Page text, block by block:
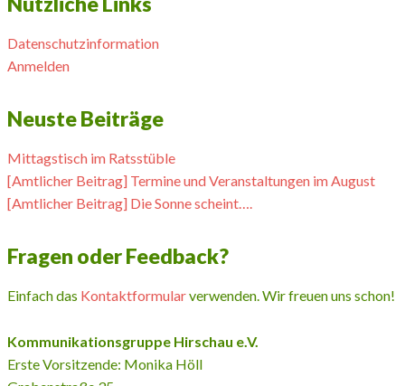
Datenschutzinformation
Anmelden
Neuste Beiträge
Mittagstisch im Ratsstüble
[Amtlicher Beitrag] Termine und Veranstaltungen im August
[Amtlicher Beitrag] Die Sonne scheint….
Fragen oder Feedback?
Einfach das Kontaktformularverwenden. Wir freuen uns schon!
Kommunikationsgruppe Hirschau e.V.
Erste Vorsitzende: Monika Höll